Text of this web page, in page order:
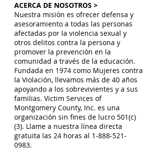
ACERCA DE NOSOTROS >
Nuestra misión es ofrecer defensa y
asesoramiento a todas las personas
afectadas por la violencia sexual y
otros delitos contra la persona y
promover la prevención en la
comunidad a través de la educación.
Fundada en 1974 como Mujeres contra
la Violación, llevamos más de 40 años
apoyando a los sobrevivientes y a sus
familias. Victim Services of
Montgomery County, Inc. es una
organización sin fines de lucro 501(c)
(3). Llame a nuestra línea directa
gratuita las 24 horas al 1-888-521-
0983.